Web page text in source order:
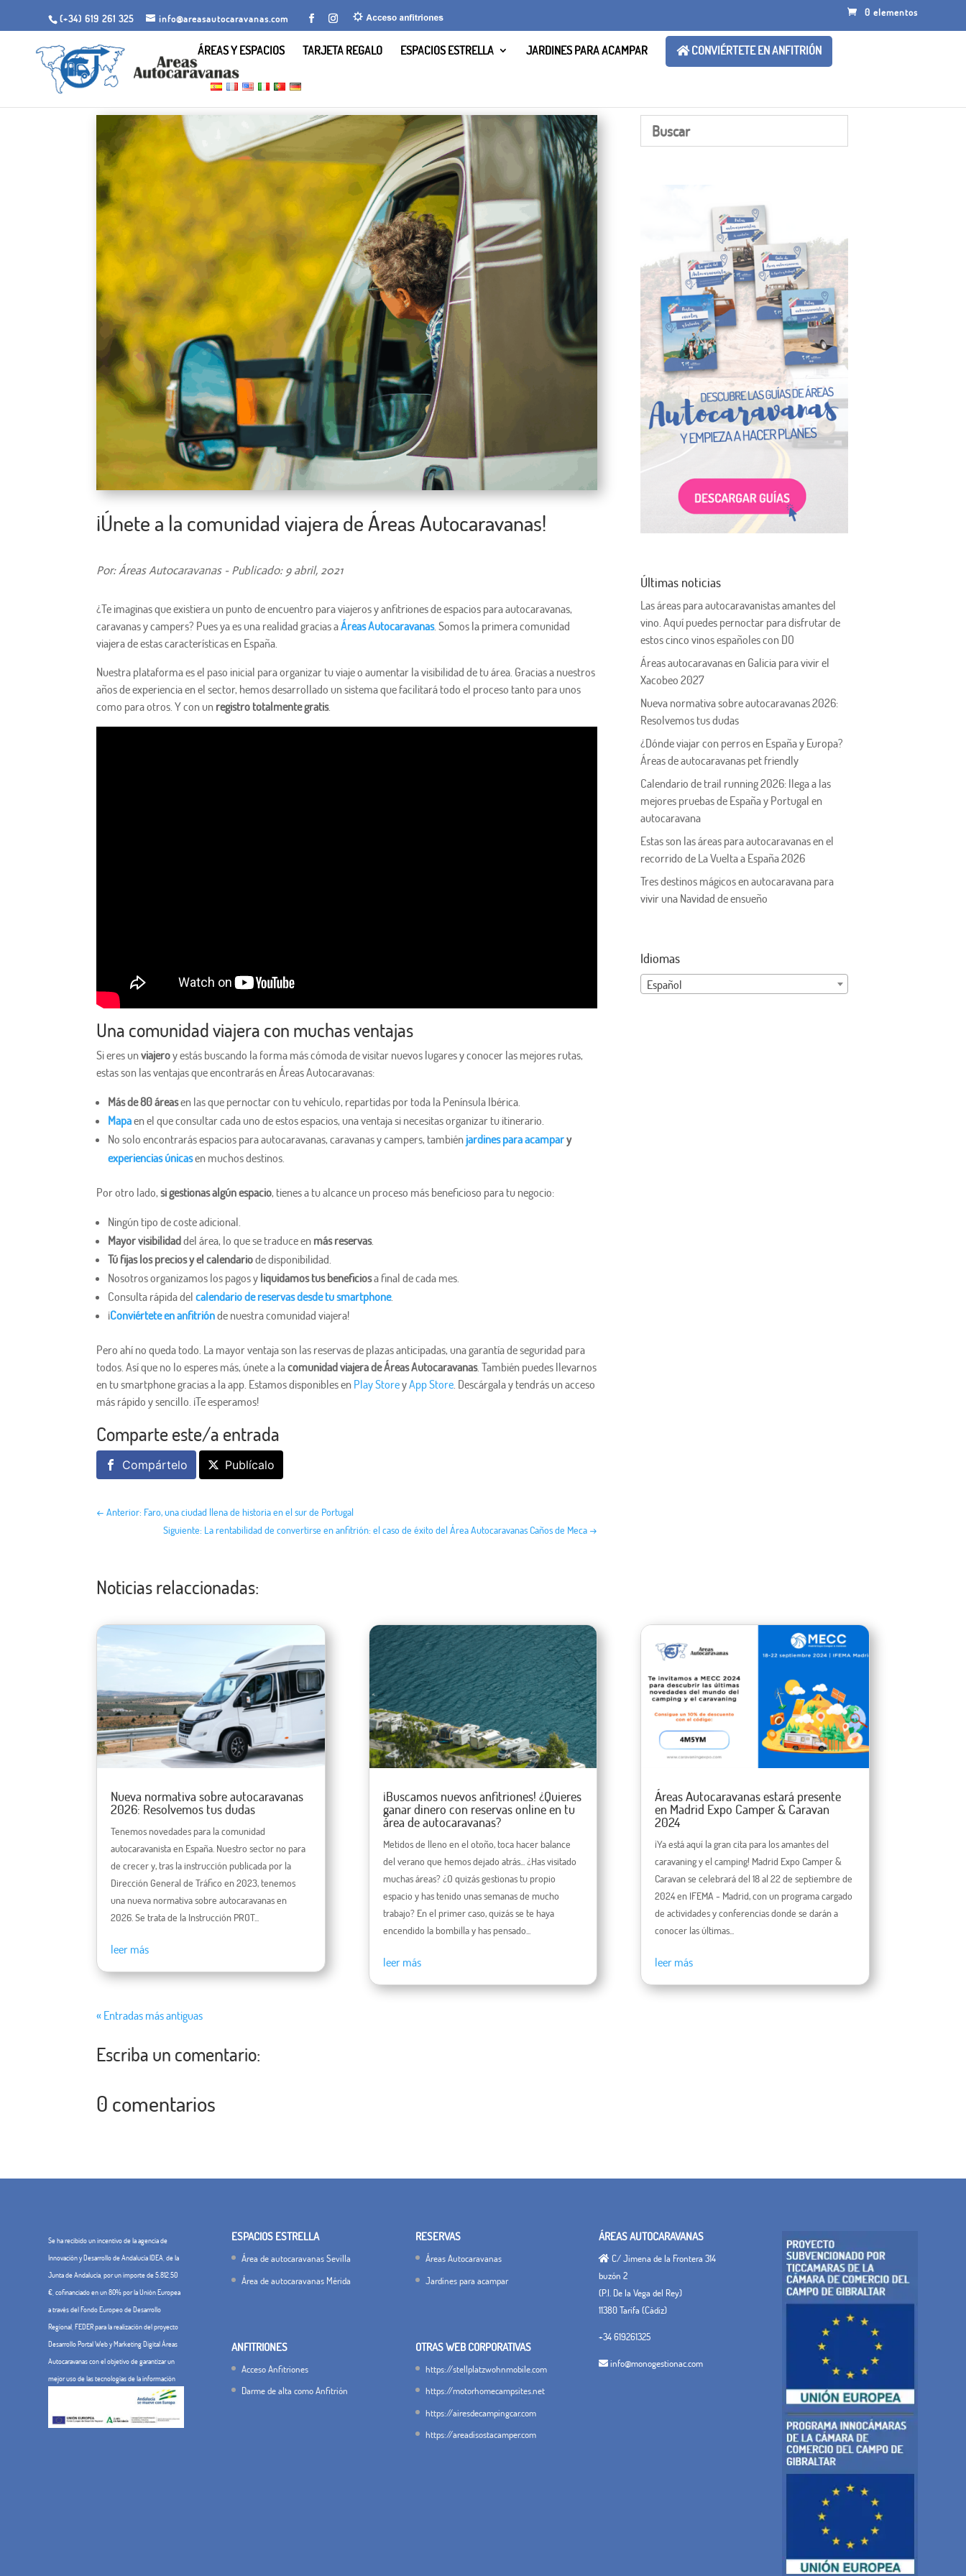
(+34) 619 261 325 info@areasautocaravanas.com
0 elementos
ÁREAS Y ESPACIOS TARJETA REGALO ESPACIOS ESTRELLA JARDINES PARA ACAMPAR CONVIÉRTETE EN ANFITRIÓN
¡Únete a la comunidad viajera de Áreas Autocaravanas!
Por: Áreas Autocaravanas - Publicado: 9 abril, 2021
¿Te imaginas que existiera un punto de encuentro para viajeros y anfitriones de espacios para autocaravanas,
caravanas y campers? Pues ya es una realidad gracias aÁreas Autocaravanas. Somos la primera comunidad
viajera de estas características en España.
Nuestra plataforma es el paso inicial para organizar tu viaje o aumentar la visibilidad de tu área. Gracias a nuestros
años de experiencia en el sector, hemos desarrollado un sistema que facilitará todo el proceso tanto para unos
como para otros. Y con un registro totalmente gratis.
Una comunidad viajera con muchas ventajas
Si eres unviajeroy estás buscando la forma más cómoda de visitar nuevos lugares y conocer las mejores rutas,
estas son las ventajas que encontrarás en Áreas Autocaravanas:
Más de 80 áreasen las que pernoctar con tu vehículo, repartidas por toda la Península Ibérica.
Mapaen el que consultar cada uno de estos espacios, una ventaja si necesitas organizar tu itinerario.
No solo encontrarás espacios para autocaravanas, caravanas y campers, también jardines para acampary
experiencias únicasen muchos destinos.
Por otro lado,si gestionas algún espacio, tienes a tu alcance un proceso más beneficioso para tu negocio:
Ningún tipo de coste adicional.
Mayor visibilidaddel área, lo que se traduce en más reservas.
Tú fijas los precios y el calendariode disponibilidad.
Nosotros organizamos los pagos y liquidamos tus beneficiosa final de cada mes.
Consulta rápida delcalendario de reservas desde tu smartphone.
¡Conviértete en anfitriónde nuestra comunidad viajera!
Pero ahí no queda todo. La mayor ventaja son las reservas de plazas anticipadas, una garantía de seguridad para
todos. Así que no lo esperes más, únete a lacomunidad viajera de Áreas Autocaravanas. También puedes llevarnos
en tu smartphone gracias a la app. Estamos disponibles en Play StoreyApp Store . Descárgala y tendrás un acceso
más rápido y sencillo. ¡Te esperamos!
Comparte este/a entrada
Compártelo Publícalo
←Anterior: Faro, una ciudad llena de historia en el sur de Portugal
Siguiente: La rentabilidad de convertirse en anfitrión: el caso de éxito del Área Autocaravanas Caños de Meca →
Últimas noticias
Las áreas para autocaravanistas amantes del
vino. Aquí puedes pernoctar para disfrutar de
estos cinco vinos españoles con DO
Áreas autocaravanas en Galicia para vivir el
Xacobeo 2027
Nueva normativa sobre autocaravanas 2026:
Resolvemos tus dudas
¿Dónde viajar con perros en España y Europa?
Áreas de autocaravanas pet friendly
Calendario de trail running 2026: llega a las
mejores pruebas de España y Portugal en
autocaravana
Estas son las áreas para autocaravanas en el
recorrido de La Vuelta a España 2026
Tres destinos mágicos en autocaravana para
vivir una Navidad de ensueño
Idiomas
Español
Noticias relaccionadas:
Nueva normativa sobre autocaravanas
2026: Resolvemos tus dudas
Tenemos novedades para la comunidad
autocaravanista en España. Nuestro sector no para
de crecer y, tras la instrucción publicada por la
Dirección General de Tráfico en 2023, tenemos
una nueva normativa sobre autocaravanas en
2026. Se trata de la Instrucción PROT...
leer más
¡Buscamos nuevos anfitriones! ¿Quieres
ganar dinero con reservas online en tu
área de autocaravanas?
Metidos de lleno en el otoño, toca hacer balance
del verano que hemos dejado atrás... ¿Has visitado
muchas áreas? ¿O quizás gestionas tu propio
espacio y has tenido unas semanas de mucho
trabajo? En el primer caso, quizás se te haya
encendido la bombilla y has pensado...
leer más
Áreas Autocaravanas estará presente
en Madrid Expo Camper & Caravan
2024
¡Ya está aquí la gran cita para los amantes del
caravaning y el camping! Madrid Expo Camper &
Caravan se celebrará del 18 al 22 de septiembre de
2024 en IFEMA - Madrid, con un programa cargado
de actividades y conferencias donde se darán a
conocer las últimas...
leer más
« Entradas más antiguas
Escriba un comentario:
0 comentarios
Se ha recibido un incentivo de la agencia de
Innovación y Desarrollo de Andalucía IDEA, de la
Junta de Andalucía, por un importe de 5.812,50
€, cofinanciado en un 80% por la Unión Europea
a través del Fondo Europeo de Desarrollo
Regional, FEDER para la realización del proyecto
Desarrollo Portal Web y Marketing Digital Áreas
Autocaravanas con el objetivo de garantizar un
mejor uso de las tecnologías de la información
ESPACIOS ESTRELLA
Área de autocaravanas Sevilla
Área de autocaravanas Mérida
ANFITRIONES
Acceso Anfitriones
Darme de alta como Anfitrión
RESERVAS
Áreas Autocaravanas
Jardines para acampar
OTRAS WEB CORPORATIVAS
https://stellplatzwohnmobile.com
https://motorhomecampsites.net
https://airesdecampingcar.com
https://areadisostacamper.com
ÁREAS AUTOCARAVANAS
C/ Jimena de la Frontera 314
buzón 2
(P.I. De la Vega del Rey)
11380 Tarifa (Cádiz)
+34 619261325
info@monogestionac.com